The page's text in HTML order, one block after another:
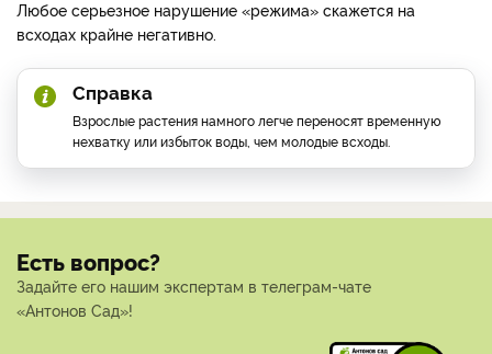
Любое серьезное нарушение «режима» скажется на
всходах крайне негативно.
Справка
Взрослые растения намного легче переносят временную
нехватку или избыток воды, чем молодые всходы.
Есть вопрос?
Задайте его нашим экспертам в телеграм-чате
«Антонов Сад»!